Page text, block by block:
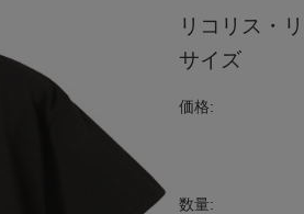
リコリス・
サイズ
価格:
数量: